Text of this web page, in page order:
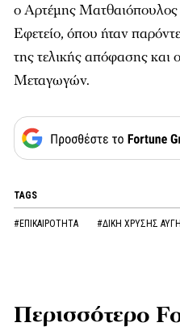
ο Αρτέμης
Εφετείο, όπου ήταν
της τελικής απόφασης
Μεταγωγών.
TAGS
#ΕΠΙΚΑΙΡΟΤΗΤΑ #ΔΙΚΗ ΧΡΥΣΗΣ
Περισσότερο